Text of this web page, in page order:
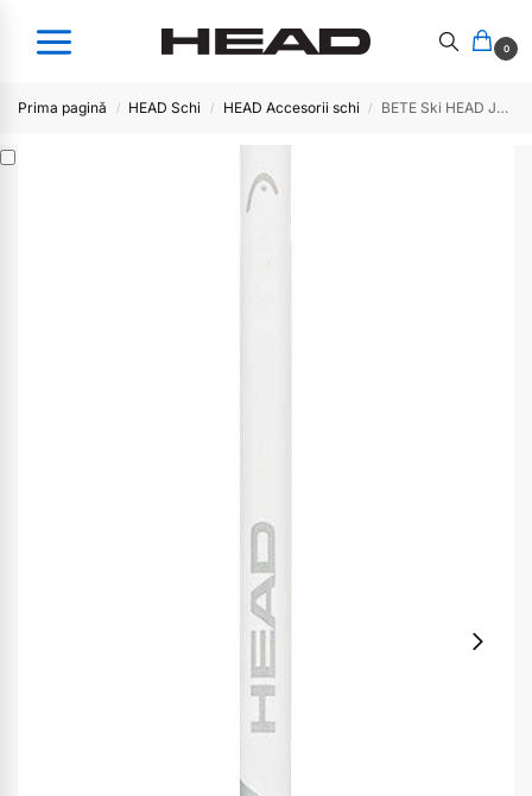
0
Prima pagină / HEAD Schi / HEAD Accesorii schi / BETE Ski HEAD JOY- white